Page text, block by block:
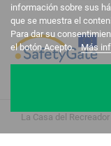
información sobre sus
que se muestra el
Para dar su
el botón Acepto. Más
La Casa del